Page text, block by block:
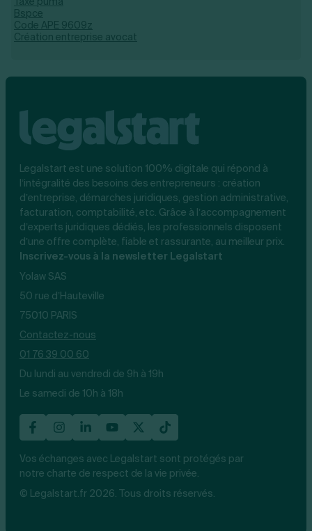
Bspce
Code APE 9609z
Création entreprise avocat
Legalstart est une solution 100% digitale qui répond à
l’intégralité des besoins des entrepreneurs : création
d’entreprise, démarches juridiques, gestion administrative,
facturation, comptabilité, etc. Grâce à l’accompagnement
d’experts juridiques dédiés, les professionnels disposent
d’une offre complète, fiable et rassurante, au meilleur prix.
Inscrivez-vous à la newsletter Legalstart
Yolaw SAS
50 rue d’Hauteville
75010 PARIS
Contactez-nous
01 76 39 00 60
Du lundi au vendredi de 9h à 19h
Le samedi de 10h à 18h
Vos échanges avec Legalstart sont protégés par
notre charte de respect de la vie privée.
© Legalstart.fr 2026. Tous droits réservés.